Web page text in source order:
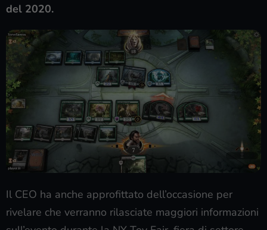
del 2020.
Il CEO ha anche approfittato dell’occasione per
rivelare che verranno rilasciate maggiori informazioni